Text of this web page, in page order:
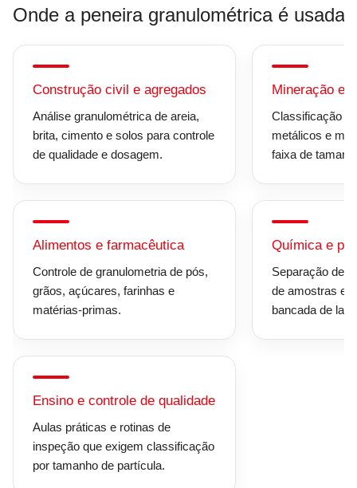
Onde a peneira granulométrica é usada
Construção civil e agregados
Análise granulométrica de areia,
brita, cimento e solos para controle
de qualidade e dosagem.
Mineração e
Classificação
metálicos e
faixa de
Alimentos e farmacêutica
Controle de granulometria de pós,
grãos, açúcares, farinhas e
matérias-primas.
Química e
Separação de
de amostras e
bancada de
Ensino e controle de qualidade
Aulas práticas e rotinas de
inspeção que exigem classificação
por tamanho de partícula.